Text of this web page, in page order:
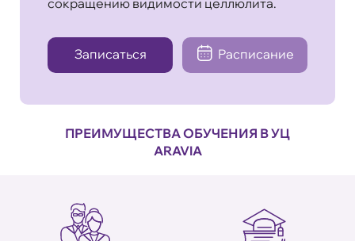
Записаться Расписание
ПРЕИМУЩЕСТВА ОБУЧЕНИЯ В УЦ
ARAVIA